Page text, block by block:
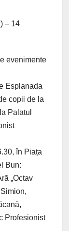
– 14
evenimente
Esplanada
copii de la
Palatul
în Piața
Bun:
„Octav
Profesionist